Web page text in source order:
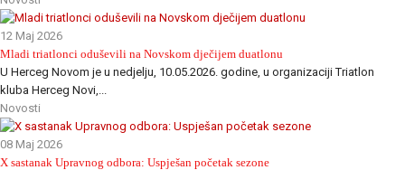
12 Maj 2026
Mladi triatlonci oduševili na Novskom dječijem duatlonu
U Herceg Novom je u nedjelju, 10.05.2026. godine, u organizaciji Triatlon
kluba Herceg Novi,...
Novosti
08 Maj 2026
X sastanak Upravnog odbora: Uspješan početak sezone